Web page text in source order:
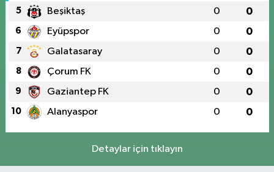
5 Beşiktaş 0 0
6 Eyüpspor 0 0
7 Galatasaray 0 0
8 Çorum FK 0 0
9 Gaziantep FK 0 0
10 Alanyaspor 0 0
Detaylar için tıklayın